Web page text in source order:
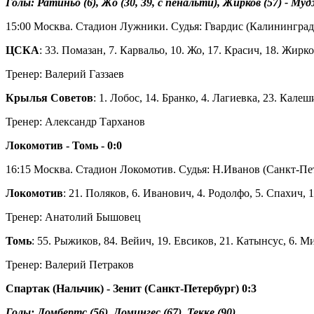
15:00 Москва. Стадион Лужники. Судья: Гвардис
ЦСКА: 33. Помазан, 7. Карвальо, 10. Жо, 17. Красич, 18.
Тренер: Валерий Газзаев
Крылья Советов: 1. Лобос, 14. Бранко, 4. Лагиевка, 23.
Тренер: Александр Тарханов
Локомотив - Томь - 0:0
16:15 Москва. Стадион Локомотив. Судья: Н.Иванов (Санкт-
Локомотив: 21. Поляков, 6. Иванович, 4. Родолфо, 5. Спахич,
Тренер: Анатолий Бышовец
Томь: 55. Рыжиков, 84. Вейич, 19. Евсиков, 21. Катынсус, 6.
Тренер: Валерий Петраков
Спартак (Нальчик) - Зенит (Санкт-Петербург) 0:3